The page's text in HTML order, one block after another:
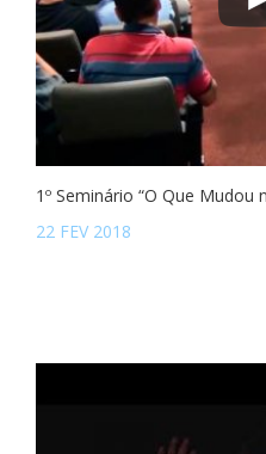
1º Seminário “O Que Mudou
22 FEV 2018